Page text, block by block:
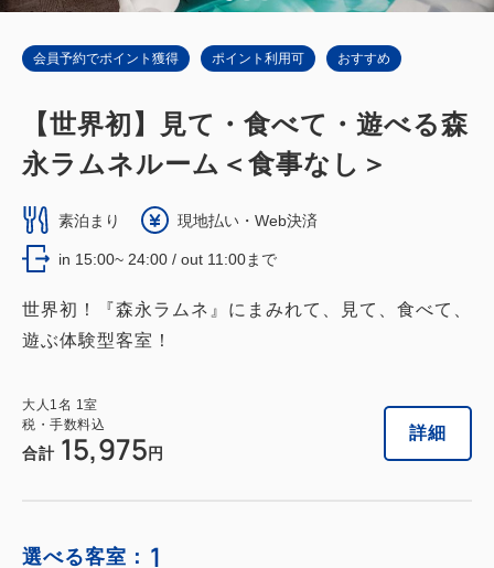
会員予約でポイント獲得 ポイント利用可 おすすめ
【世界初】見て・食べて・遊べる森
永ラムネルーム＜食事なし＞
素泊まり 現地払い・Web決済
in 15:00~ 24:00 / out 11:00まで
世界初！『森永ラムネ』にまみれて、見て、食べて、
遊ぶ体験型客室！
大人 1名 1室
税・手数料込
合計 15,975 円
詳細
選べる客室： 1